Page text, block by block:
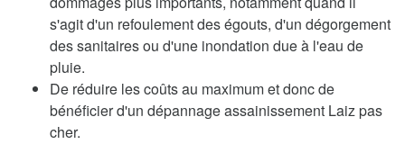
s'agit d'un refoulement des égouts, d'un dégorgement
des sanitaires ou d'une inondation due à l'eau de
pluie.
De réduire les coûts au maximum et donc de
bénéficier d'un dépannage assainissement Laiz pas
cher.